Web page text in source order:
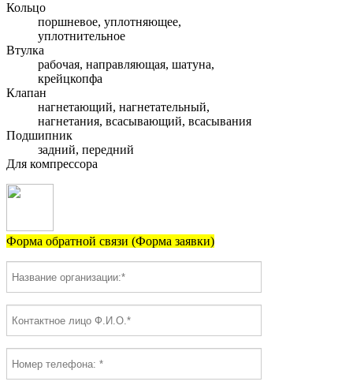
Кольцо
поршневое, уплотняющее,
уплотнительное
Втулка
рабочая, направляющая, шатуна,
крейцкопфа
Клапан
нагнетающий, нагнетательный,
нагнетания, всасывающий, всасывания
Подшипник
задний, передний
Для компрессора
Форма обратной связи (Форма заявки)